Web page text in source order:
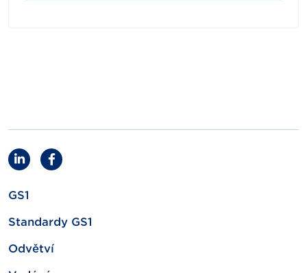
GS1
Standardy GS1
Odvětví